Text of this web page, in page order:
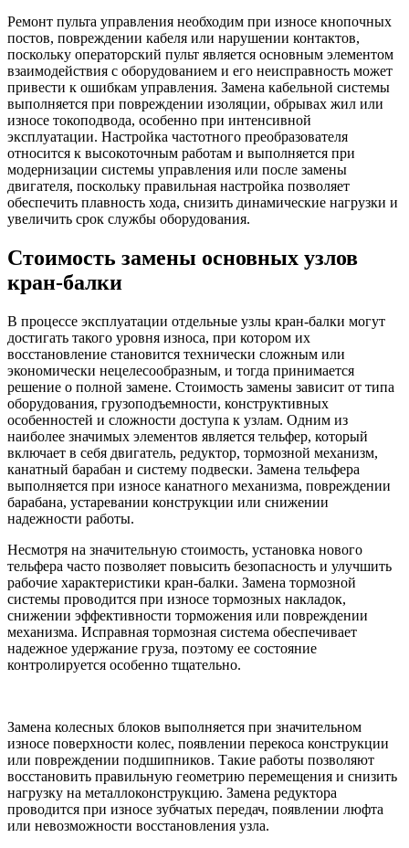
Ремонт пульта управления необходим при износе кнопочных
постов, повреждении кабеля или нарушении контактов,
поскольку операторский пульт является основным элементом
взаимодействия с оборудованием и его неисправность может
привести к ошибкам управления. Замена кабельной системы
выполняется при повреждении изоляции, обрывах жил или
износе токоподвода, особенно при интенсивной
эксплуатации. Настройка частотного преобразователя
относится к высокоточным работам и выполняется при
модернизации системы управления или после замены
двигателя, поскольку правильная настройка позволяет
обеспечить плавность хода, снизить динамические нагрузки и
увеличить срок службы оборудования.
Стоимость замены основных узлов
кран-балки
В процессе эксплуатации отдельные узлы кран-балки могут
достигать такого уровня износа, при котором их
восстановление становится технически сложным или
экономически нецелесообразным, и тогда принимается
решение о полной замене. Стоимость замены зависит от типа
оборудования, грузоподъемности, конструктивных
особенностей и сложности доступа к узлам. Одним из
наиболее значимых элементов является тельфер, который
включает в себя двигатель, редуктор, тормозной механизм,
канатный барабан и систему подвески. Замена тельфера
выполняется при износе канатного механизма, повреждении
барабана, устаревании конструкции или снижении
надежности работы.
Несмотря на значительную стоимость, установка нового
тельфера часто позволяет повысить безопасность и улучшить
рабочие характеристики кран-балки. Замена тормозной
системы проводится при износе тормозных накладок,
снижении эффективности торможения или повреждении
механизма. Исправная тормозная система обеспечивает
надежное удержание груза, поэтому ее состояние
контролируется особенно тщательно.
Замена колесных блоков выполняется при значительном
износе поверхности колес, появлении перекоса конструкции
или повреждении подшипников. Такие работы позволяют
восстановить правильную геометрию перемещения и снизить
нагрузку на металлоконструкцию. Замена редуктора
проводится при износе зубчатых передач, появлении люфта
или невозможности восстановления узла.